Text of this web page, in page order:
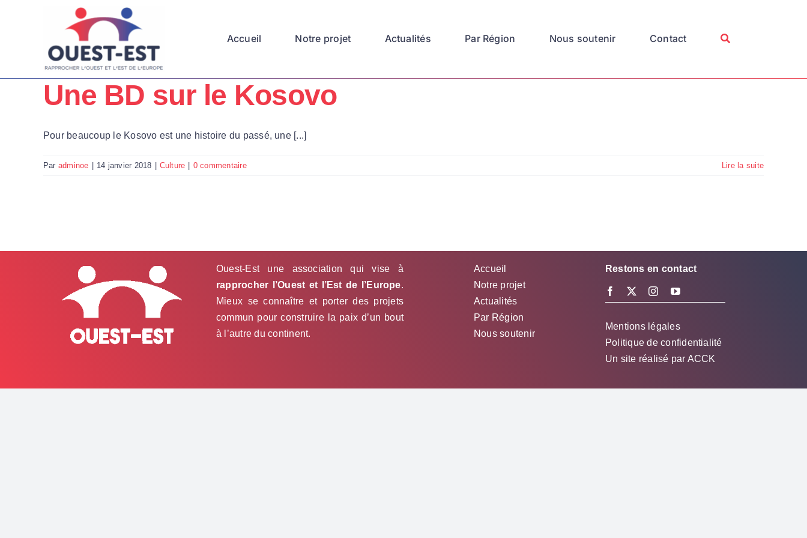
Accueil Notre projet Actualités Par Région Nous soutenir Contact
Une BD sur le Kosovo
Pour beaucoup le Kosovo est une histoire du passé, une [...]
Par adminoe 14 janvier 2018 Culture 0 commentaire Lire la suite
Ouest-Est une association qui vise à
rapprocher l’Ouest et l’Est de l’Europe.
Mieux se connaître et porter des projets
commun pour construire la paix d’un bout
à l’autre du continent.
Accueil
Notre projet
Actualités
Par Région
Nous soutenir
Restons en contact
Mentions légales
Politique de confidentialité
Un site réalisé par ACCK